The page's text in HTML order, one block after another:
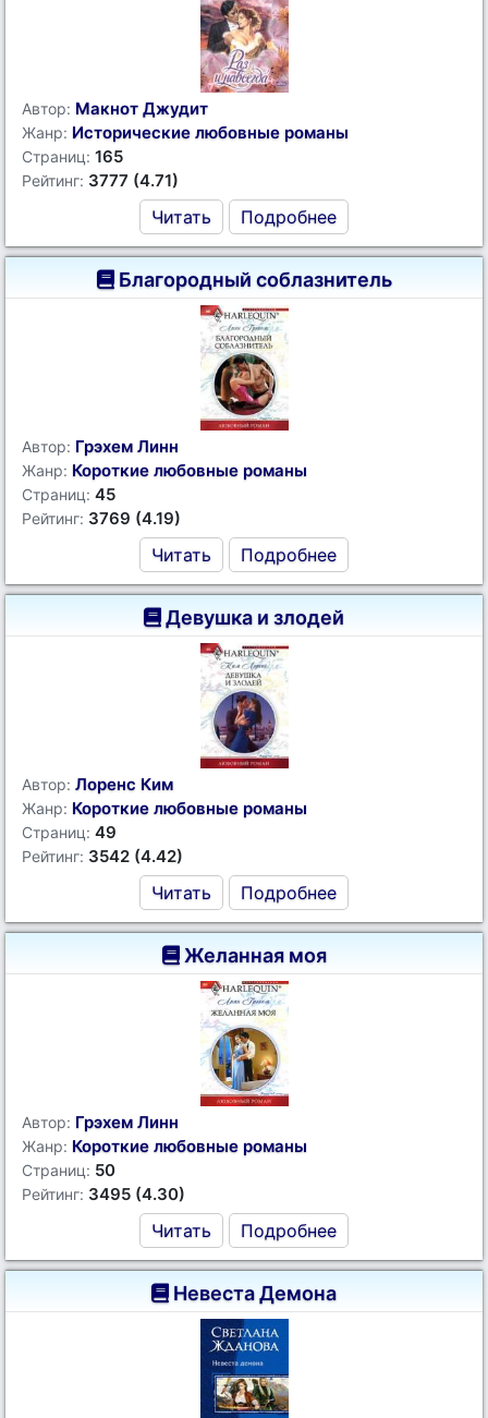
Автор: Макнот Джудит
Жанр: Исторические любовные романы
Страниц: 165
Рейтинг: 3777 (4.71)
Читать Подробнее
Благородный соблазнитель
Автор: Грэхем Линн
Жанр: Короткие любовные романы
Страниц: 45
Рейтинг: 3769 (4.19)
Читать Подробнее
Девушка и злодей
Автор: Лоренс Ким
Жанр: Короткие любовные романы
Страниц: 49
Рейтинг: 3542 (4.42)
Читать Подробнее
Желанная моя
Автор: Грэхем Линн
Жанр: Короткие любовные романы
Страниц: 50
Рейтинг: 3495 (4.30)
Читать Подробнее
Невеста Демона